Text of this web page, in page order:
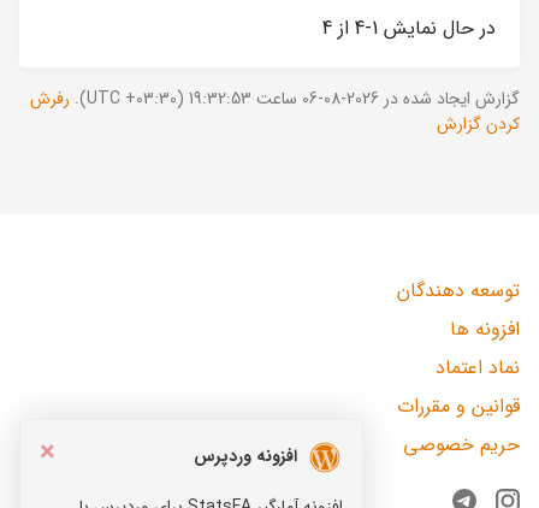
در حال نمایش 1-4 از 4
گزارش ایجاد شده در 2026-08-06 ساعت 19:32:53 (UTC +03:30).
رفرش
کردن گزارش
×
افزونه وردپرس
توسعه دهندگان
افزونه ها
نماد اعتماد
قوانین و مقررات
حریم خصوصی